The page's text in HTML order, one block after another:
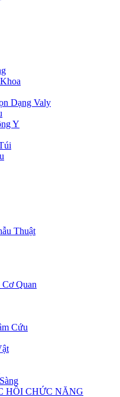
Dạng Valy
Y
Thuật
Quan
Cứu
HỒI CHỨC NĂNG